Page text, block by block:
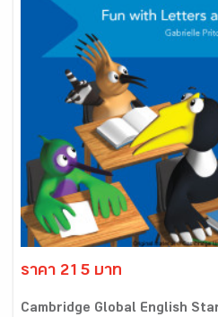
ราคา 215 บาท
Cambridge Global English